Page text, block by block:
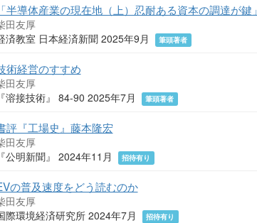
半導体産業の現在地（上）忍耐ある資本の調達が鍵」
田友厚
済教室 日本経済新聞 2025年9月
筆頭著者
術経営のすすめ
田友厚
溶接技術』 84-90 2025年7月
筆頭著者
評『工場史』藤本隆宏
田友厚
公明新聞』 2024年11月
招待有り
の普及速度をどう読むのか
田友厚
際環境経済研究所 2024年7月
招待有り